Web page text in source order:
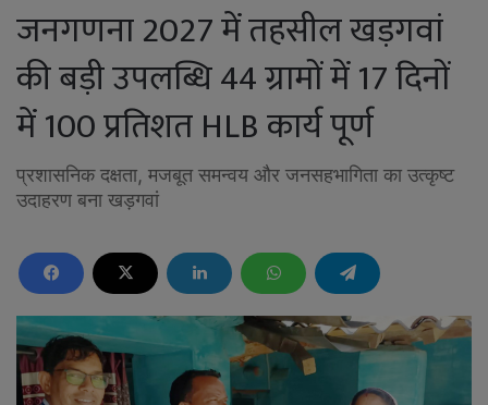
जनगणना 2027 में तहसील खड़गवां
की बड़ी उपलब्धि 44 ग्रामों में 17 दिनों
में 100 प्रतिशत HLB कार्य पूर्ण
प्रशासनिक दक्षता, मजबूत समन्वय और जनसहभागिता का उत्कृष्ट
उदाहरण बना खड़गवां